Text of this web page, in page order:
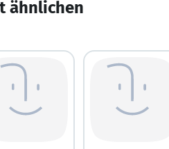
ähnlichen